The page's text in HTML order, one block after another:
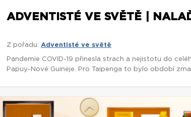
ADVENTISTÉ VE SVĚTĚ |
Z pořadu: Adventisté ve světě
Pandemie COVID-19 přinesla strach a nejistotu do
Papuy-Nové Guineje. Pro Taipenga to bylo období